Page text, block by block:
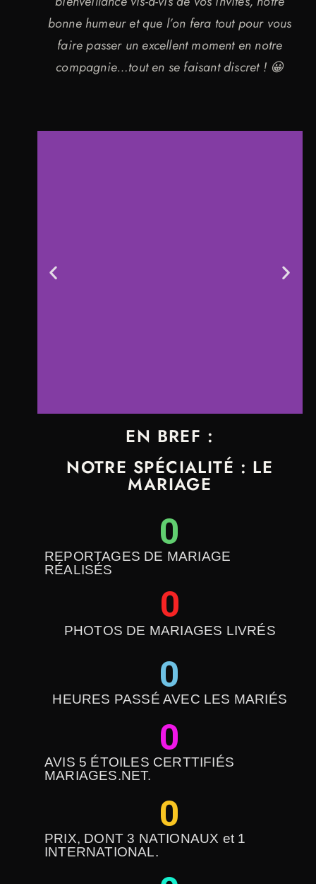
bonne humeur et que l’on fera tout pour vous
faire passer un excellent moment en notre
compagnie…tout en se faisant discret ! 😀
PHOTOGRAPHE
MARIAGE DIJON
ESSAYEZ DE NOUS ATTRAPER ! Élu
L'un des meilleurs rapports qualité/prix sur
le marché Français.
EN BREF :
NOTRE SPÉCIALITÉ : LE
MARIAGE
REPORTAGES DE MARIAGE
RÉALISÉS
0
PHOTOS DE MARIAGES LIVRÉS
0
HEURES PASSÉ AVEC LES MARIÉS
0
AVIS 5 ÉTOILES CERTTIFIÉS
MARIAGES.NET.
0
PRIX, DONT 3 NATIONAUX et 1
INTERNATIONAL.
0